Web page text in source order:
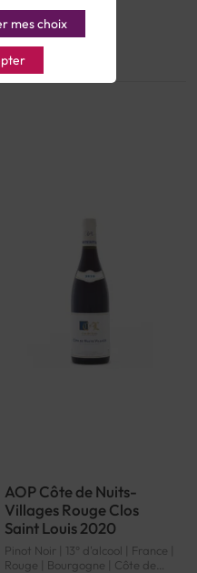
79,90 €
AOP Côte de Nuits-
Villages Rouge Clos
Saint Louis 2020
Pinot Noir | 13° d'alcool | France |
Rouge | Bourgogne | Côte de
mes choix